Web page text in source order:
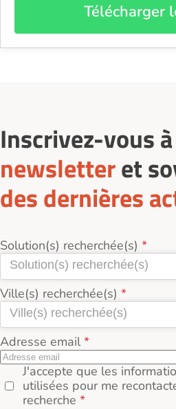
Télécharger
Inscrivez-vous
newsletteret
des dernières
Solution(s) recherchée(s)
Ville(s) recherchée(s)
Adresse email
J'accepte que les
utilisées pour me
recherche